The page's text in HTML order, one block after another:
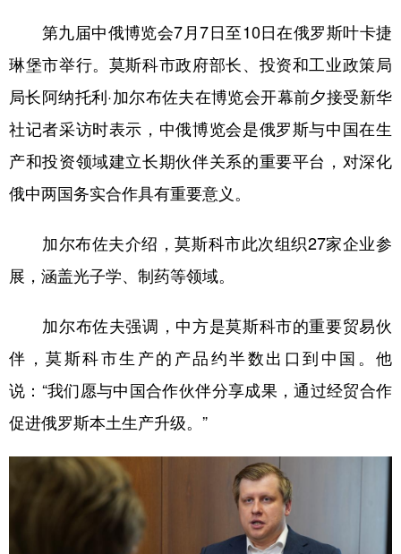
English Español Français عربى
Русский язык 日本語 한국어
Deutsch Português
第九届中俄博览会7月7日至10日在俄罗斯叶卡捷
琳堡市举行。莫斯科市政府部长、投资和工业政策局
局长阿纳托利·加尔布佐夫在博览会开幕前夕接受新华
社记者采访时表示，中俄博览会是俄罗斯与中国在生
产和投资领域建立长期伙伴关系的重要平台，对深化
俄中两国务实合作具有重要意义。
加尔布佐夫介绍，莫斯科市此次组织27家企业参
展，涵盖光子学、制药等领域。
加尔布佐夫强调，中方是莫斯科市的重要贸易伙
伴，莫斯科市生产的产品约半数出口到中国。他
说：“我们愿与中国合作伙伴分享成果，通过经贸合作
促进俄罗斯本土生产升级。”